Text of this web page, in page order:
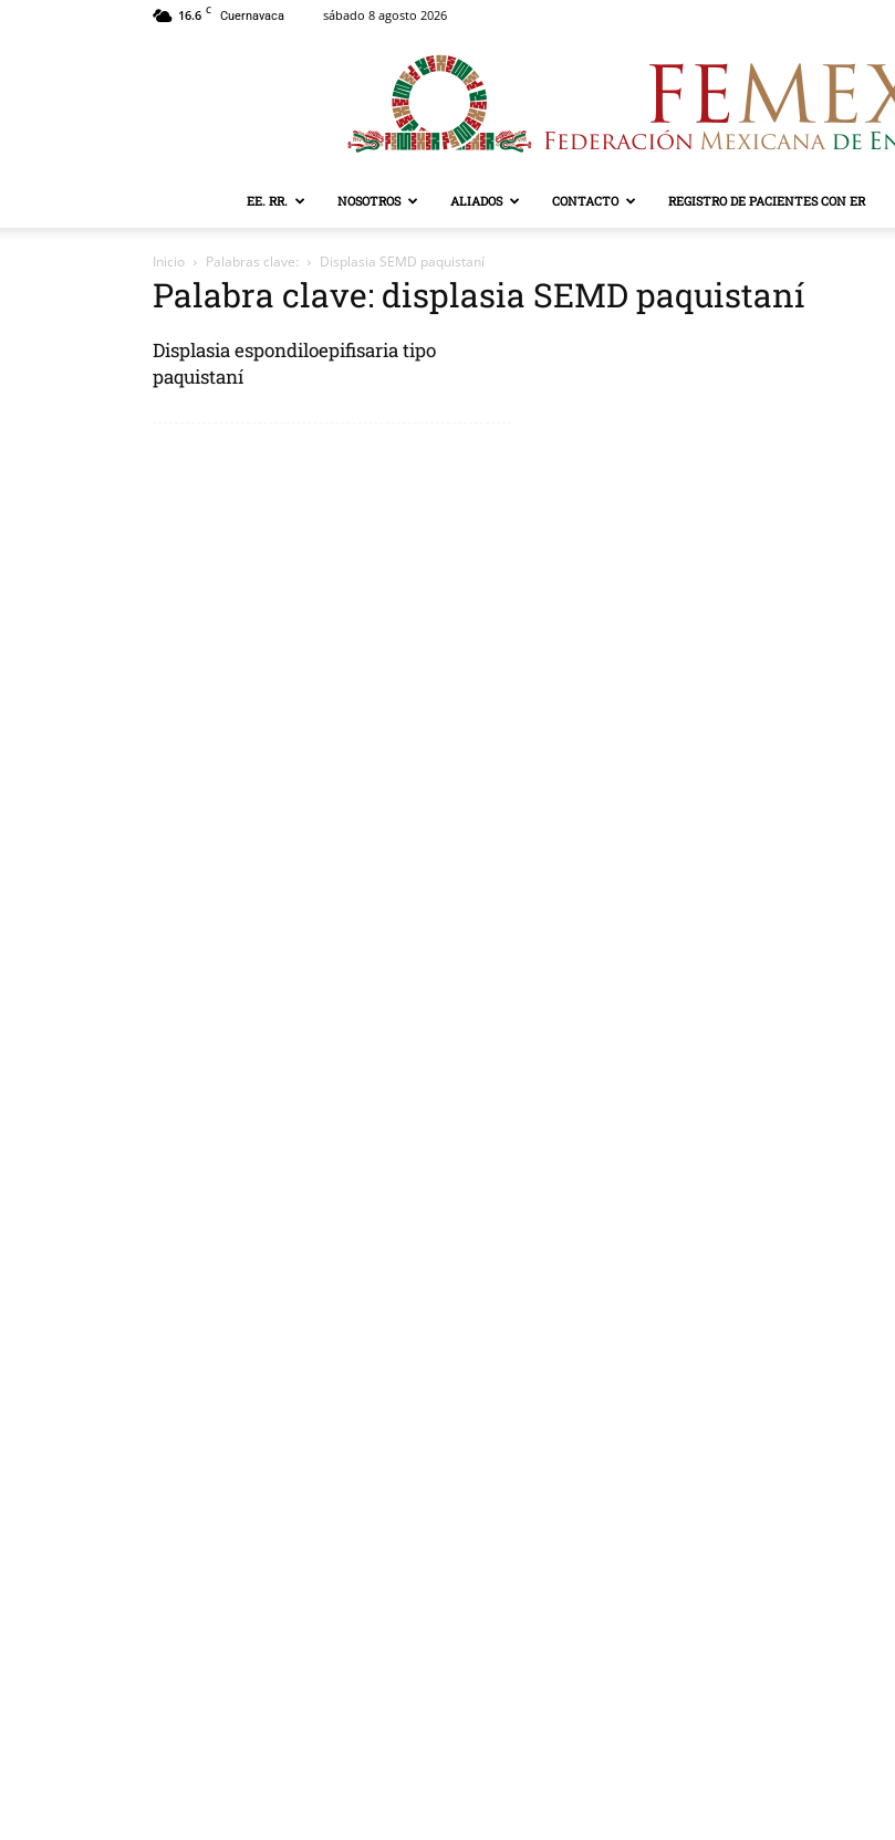
16.6 C Cuernavaca sábado 8 agosto 2026
EE. RR. NOSOTROS ALIADOS CONTACTO REGISTRO DE PACIENTES CON ER
Inicio Palabras clave: Displasia SEMD paquistaní
Palabra clave: displasia SEMD paquistaní
Displasia espondiloepifisaria tipo
paquistaní